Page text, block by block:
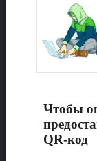
Чтобы
QR-код